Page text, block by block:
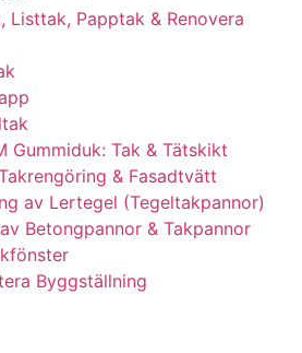
Listtak, Papptak & Renovera
Gummiduk: Tak & Tätskikt
& Fasadtvätt
av Lertegel (Tegeltakpannor)
Betongpannor & Takpannor
Byggställning